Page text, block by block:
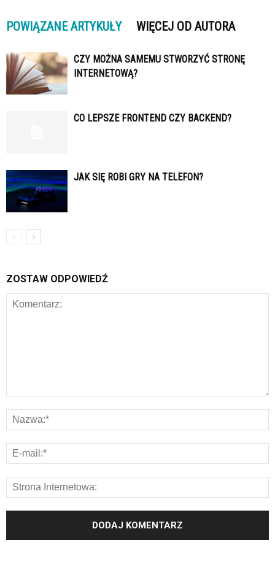
POWIĄZANE ARTYKUŁY WIĘCEJ OD AUTORA
CZY MOŻNA SAMEMU STWORZYĆ STRONĘ
INTERNETOWĄ?
CO LEPSZE FRONTEND CZY BACKEND?
JAK SIĘ ROBI GRY NA TELEFON?
ZOSTAW ODPOWIEDŹ